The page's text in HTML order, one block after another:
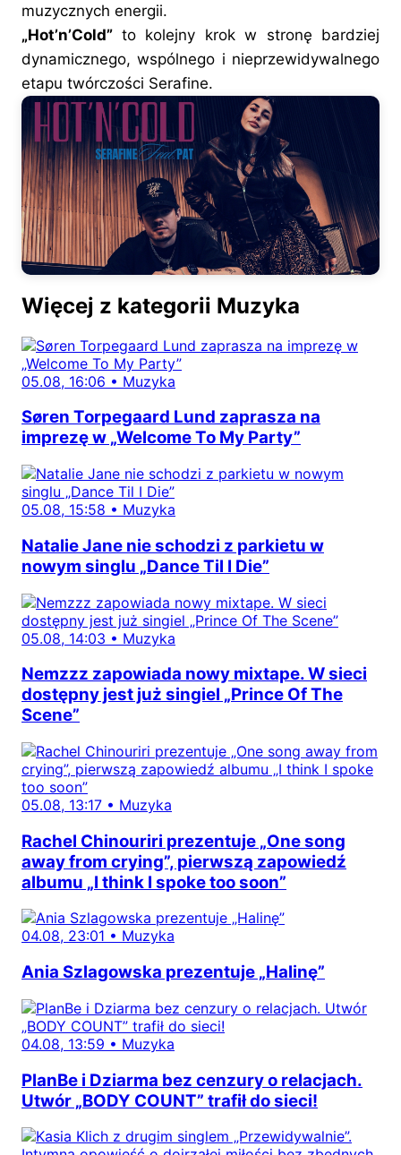
muzycznych energii.
„Hot’n’Cold” to kolejny krok w stronę bardziej
dynamicznego, wspólnego i nieprzewidywalnego
etapu twórczości Serafine.
Więcej z kategorii Muzyka
05.08, 16:06 • Muzyka
Søren Torpegaard Lund zaprasza na
imprezę w „Welcome To My Party”
05.08, 15:58 • Muzyka
Natalie Jane nie schodzi z parkietu w
nowym singlu „Dance Til I Die”
05.08, 14:03 • Muzyka
Nemzzz zapowiada nowy mixtape. W sieci
dostępny jest już singiel „Prince Of The
Scene”
05.08, 13:17 • Muzyka
Rachel Chinouriri prezentuje „One song
away from crying”, pierwszą zapowiedź
albumu „I think I spoke too soon”
04.08, 23:01 • Muzyka
Ania Szlagowska prezentuje „Halinę”
04.08, 13:59 • Muzyka
PlanBe i Dziarma bez cenzury o relacjach.
Utwór „BODY COUNT” trafił do sieci!